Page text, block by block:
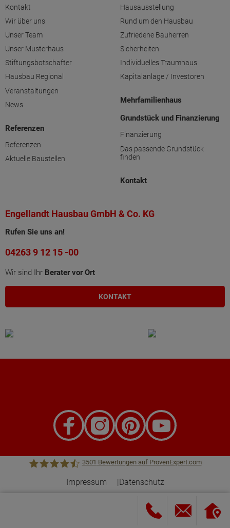
Kontakt
Wir über uns
Unser Team
Unser Musterhaus
Stiftungsbotschafter
Hausbau Regional
Veranstaltungen
News
Referenzen
Referenzen
Aktuelle Baustellen
Hausausstellung
Rund um den Hausbau
Zufriedene Bauherren
Sicherheiten
Individuelles Traumhaus
Kapitalanlage / Investoren
Mehrfamilienhaus
Grundstück und Finanzierung
Finanzierung
Das passende Grundstück
finden
Kontakt
Engellandt Hausbau GmbH & Co. KG
Rufen Sie uns an!
04263 9 12 15 -00
Wir sind Ihr Berater vor Ort
KONTAKT
3501 Bewertungen auf ProvenExpert.com
Impressum Datenschutz